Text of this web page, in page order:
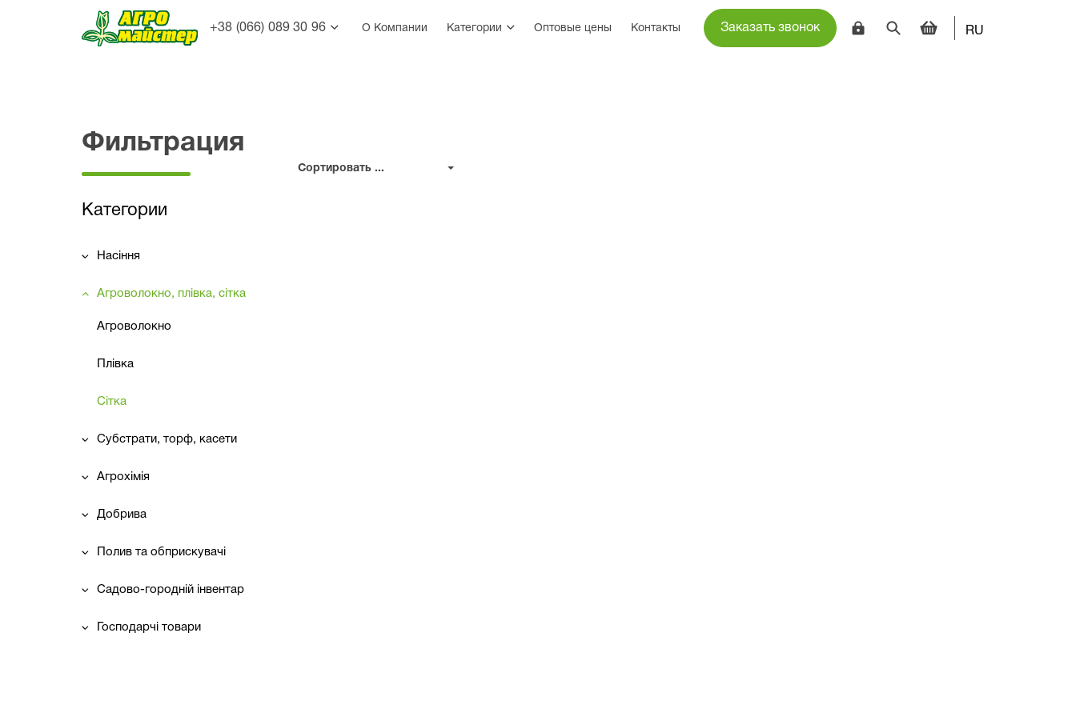
+38 (066) 089 30 96 О Компании Категории Оптовые цены Контакты Заказать звонок RU
Фильтрация
Категории
Насіння
Агроволокно, плівка, сітка
Агроволокно
Плівка
Сітка
Субстрати, торф, касети
Агрохімія
Добрива
Полив та обприскувачі
Садово-городній інвентар
Господарчі товари
Сортировать ...